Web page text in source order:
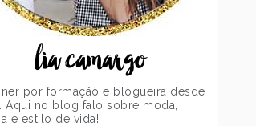
lia camargo
por formação e blogueira desde
Aqui no blog falo sobre moda,
e estilo de vida!